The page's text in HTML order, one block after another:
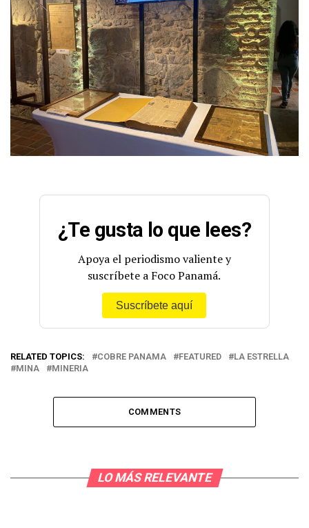
¿Te gusta lo que lees?
Apoya el periodismo valiente y
suscríbete a Foco Panamá.
Suscríbete aquí
RELATED TOPICS: COBRE PANAMA FEATURED
LA ESTRELLA
MINA
MINERIA
COMMENTS
LO MÁS RELEVANTE